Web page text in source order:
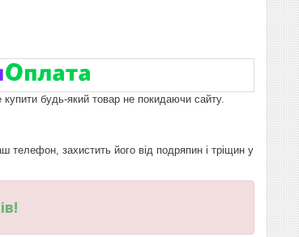
будь-який товар не покидаючи сайту.
захистить його від подряпин і тріщин у